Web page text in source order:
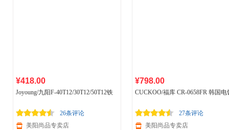
¥418.00
Joyoung/九阳F-40T12/30T12/50T12铁
煲
26条评论
美阳尚品专卖店
¥798.00
CUCKOO/福库 CR-0658FR 韩国电
27条评论
美阳尚品专卖店